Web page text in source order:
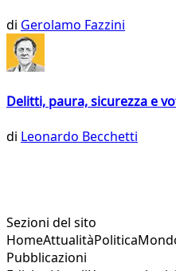
di Gerolamo Fazzini
Delitti, paura, sicurezza e
di Leonardo Becchetti
Sezioni del sito
HomeAttualitàPolitica
Pubblicazioni